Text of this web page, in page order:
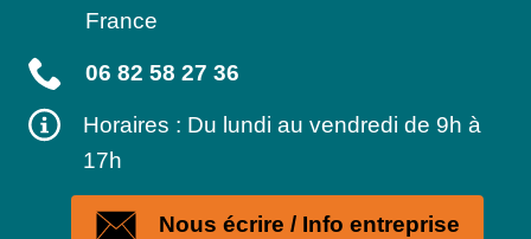
France
06 82 58 27 36
Horaires : Du lundi au vendredi de 9h à
17h
Nous écrire / Info entreprise